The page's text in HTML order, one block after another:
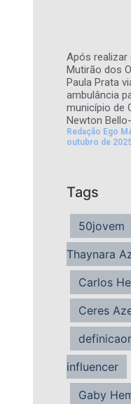
Após realizar
Mutirão dos
Paula Prata
ambulância
município de
Newton
Redação Ego
outubro de
Tags
50jovem
Thaynara
Carlos
Ceres
influencer
Gaby